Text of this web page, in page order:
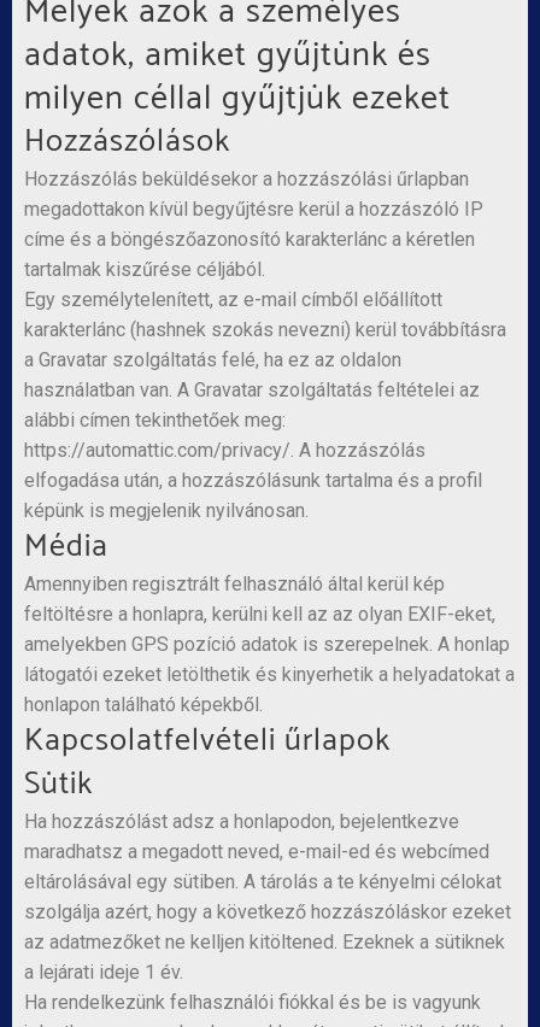
Melyek azok a személyes
adatok, amiket gyűjtünk és
milyen céllal gyűjtjük ezeket
Hozzászólások
Hozzászólás beküldésekor a hozzászólási űrlapban
megadottakon kívül begyűjtésre kerül a hozzászóló IP
címe és a böngészőazonosító karakterlánc a kéretlen
tartalmak kiszűrése céljából.
Egy személytelenített, az e-mail címből előállított
karakterlánc (hashnek szokás nevezni) kerül továbbításra
a Gravatar szolgáltatás felé, ha ez az oldalon
használatban van. A Gravatar szolgáltatás feltételei az
alábbi címen tekinthetőek meg:
https://automattic.com/privacy/. A hozzászólás
elfogadása után, a hozzászólásunk tartalma és a profil
képünk is megjelenik nyilvánosan.
Média
Amennyiben regisztrált felhasználó által kerül kép
feltöltésre a honlapra, kerülni kell az az olyan EXIF-eket,
amelyekben GPS pozíció adatok is szerepelnek. A honlap
látogatói ezeket letölthetik és kinyerhetik a helyadatokat a
honlapon található képekből.
Kapcsolatfelvételi űrlapok
Sütik
Ha hozzászólást adsz a honlapodon, bejelentkezve
maradhatsz a megadott neved, e-mail-ed és webcímed
eltárolásával egy sütiben. A tárolás a te kényelmi célokat
szolgálja azért, hogy a következő hozzászóláskor ezeket
az adatmezőket ne kelljen kitöltened. Ezeknek a sütiknek
a lejárati ideje 1 év.
Ha rendelkezünk felhasználói fiókkal és be is vagyunk